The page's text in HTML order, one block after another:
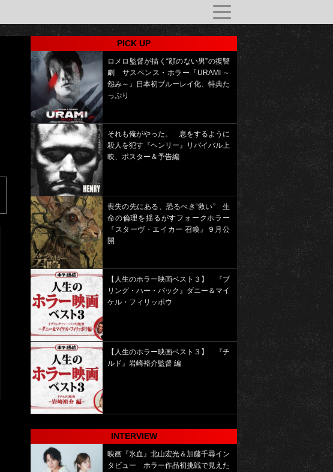
PICK UP
ロメロ監督が描く“顔のない男”の復讐
劇 サスペンス・ホラー『URAMI ～
怨み～』日本初ブルーレイ化、特典た
っぷり
それも俺がやった。 息をするように
殺人を犯す『ヘンリー』リバイバル上
映、ポスター＆予告編
喪失の先にある、恐るべき“救い” 生
命の倫理を揺るがすフォークホラー
『スターヴ・エイカー 召喚』９月公
開
【人生のホラー映画ベスト３】 『ブ
リング・ハー・バック』ダニー＆マイ
ケル・フィリッポウ
【人生のホラー映画ベスト３】 『チ
ルド』岩崎裕介監督 編
INTERVIEW
映画『氷血』北山宏光＆加藤千尋イン
タビュー ホラー作品初挑戦で見えた